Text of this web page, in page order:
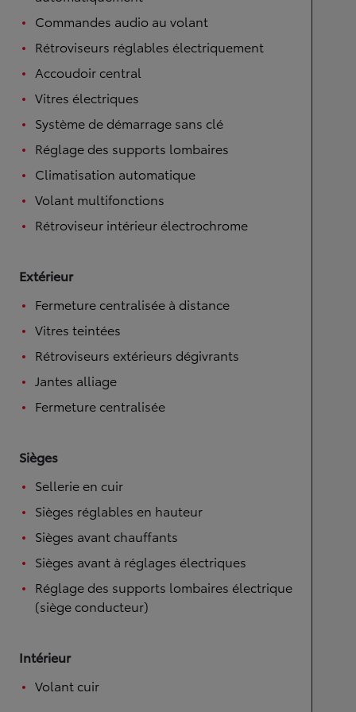
Commandes audio au volant
Rétroviseurs réglables électriquement
Accoudoir central
Vitres électriques
Système de démarrage sans clé
Réglage des supports lombaires
Climatisation automatique
Volant multifonctions
Rétroviseur intérieur électrochrome
Extérieur
Fermeture centralisée à distance
Vitres teintées
Rétroviseurs extérieurs dégivrants
Jantes alliage
Fermeture centralisée
Sièges
Sellerie en cuir
Sièges réglables en hauteur
Sièges avant chauffants
Sièges avant à réglages électriques
Réglage des supports lombaires électrique
(siège conducteur)
Intérieur
Volant cuir